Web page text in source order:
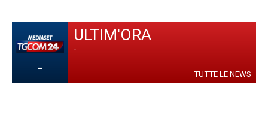
-
ULTIM'ORA
-
TUTTE LE NEWS